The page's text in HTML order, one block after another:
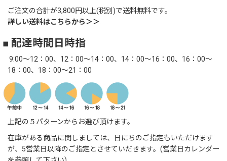
ご注文の合計が3,800円以上(税別)で送料無料です。
詳しい送料はこちらから＞＞
■ 配達時間日時指
9:00～12：00、12：00～14：00、14：00～16：00、16：00～
18：00、18：00～21：00
上記の５パターンからお選び頂けます。
在庫がある商品に関しましては、日にちのご指定もいただけます
が、5営業日以降のご指定とさせていだきます。(営業日カレンダー